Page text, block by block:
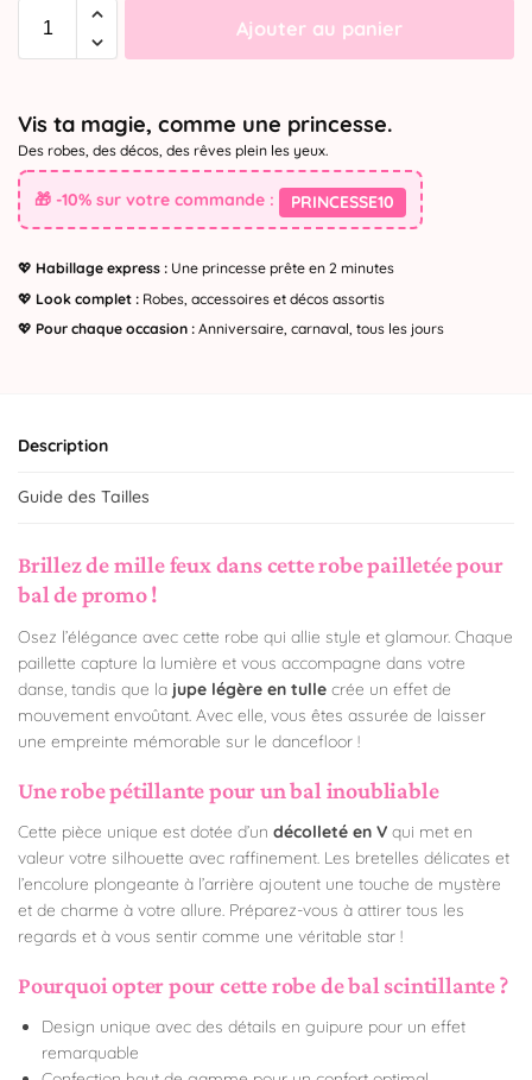
Ajouter au panier
Vis ta magie, comme une princesse.
Des robes, des décos, des rêves plein les yeux.
🎁 -10% sur votre commande : PRINCESSE10
💖 Habillage express : Une princesse prête en 2 minutes
💖 Look complet : Robes, accessoires et décos assortis
💖 Pour chaque occasion : Anniversaire, carnaval, tous les jours
Description
Guide des Tailles
Brillez de mille feux dans cette robe pailletée pour
bal de promo !
Osez l’élégance avec cette robe qui allie style et glamour. Chaque
paillette capture la lumière et vous accompagne dans votre
danse, tandis que la jupe légère en tulle crée un effet de
mouvement envoûtant. Avec elle, vous êtes assurée de laisser
une empreinte mémorable sur le dancefloor !
Une robe pétillante pour un bal inoubliable
Cette pièce unique est dotée d’un décolleté en V qui met en
valeur votre silhouette avec raffinement. Les bretelles délicates et
l’encolure plongeante à l’arrière ajoutent une touche de mystère
et de charme à votre allure. Préparez-vous à attirer tous les
regards et à vous sentir comme une véritable star !
Pourquoi opter pour cette robe de bal scintillante ?
Design unique avec des détails en guipure pour un effet
remarquable